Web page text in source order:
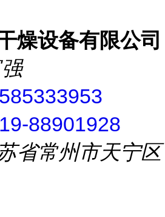
燥设备有限公司
88901928
省常州市天宁区